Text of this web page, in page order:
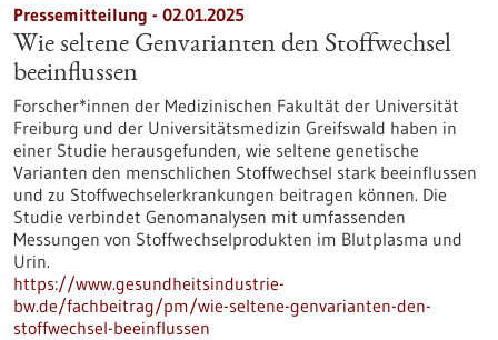
Pressemitteilung - 02.01.2025
Wie seltene Genvarianten den Stoffwechsel
beeinflussen
Forscher*innen der Medizinischen Fakultät der Universität
Freiburg und der Universitätsmedizin Greifswald haben in
einer Studie herausgefunden, wie seltene genetische
Varianten den menschlichen Stoffwechsel stark beeinflussen
und zu Stoffwechselerkrankungen beitragen können. Die
Studie verbindet Genomanalysen mit umfassenden
Messungen von Stoffwechselprodukten im Blutplasma und
Urin.
https://www.gesundheitsindustrie-
bw.de/fachbeitrag/pm/wie-seltene-genvarianten-den-
stoffwechsel-beeinflussen